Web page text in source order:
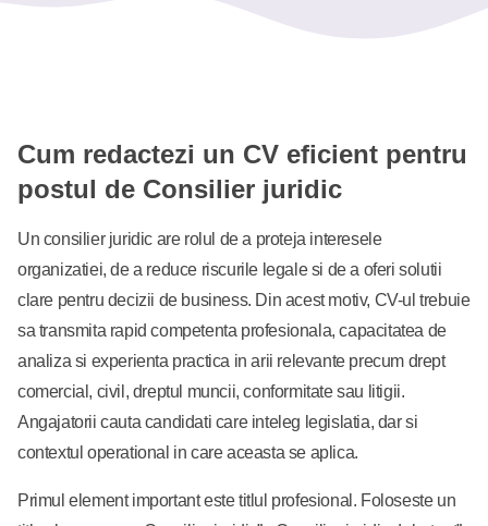
Cum redactezi un CV eficient pentru
postul de Consilier juridic
Un consilier juridic are rolul de a proteja interesele
organizatiei, de a reduce riscurile legale si de a oferi solutii
clare pentru decizii de business. Din acest motiv, CV-ul trebuie
sa transmita rapid competenta profesionala, capacitatea de
analiza si experienta practica in arii relevante precum drept
comercial, civil, dreptul muncii, conformitate sau litigii.
Angajatorii cauta candidati care inteleg legislatia, dar si
contextul operational in care aceasta se aplica.
Primul element important este titlul profesional. Foloseste un